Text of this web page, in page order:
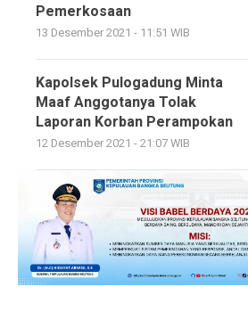
Pemerkosaan
13 Desember 2021 - 11:51 WIB
Kapolsek Pulogadung Minta
Maaf Anggotanya Tolak
Laporan Korban Perampokan
12 Desember 2021 - 21:07 WIB